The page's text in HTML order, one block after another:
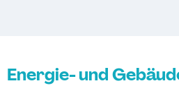
Energie- und